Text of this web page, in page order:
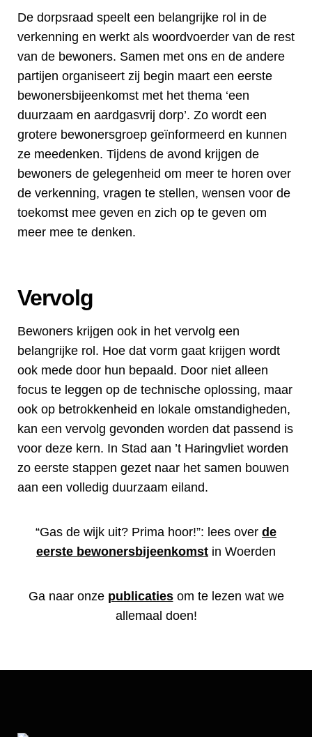
De dorpsraad speelt een belangrijke rol in de
verkenning en werkt als woordvoerder van de rest
van de bewoners. Samen met ons en de andere
partijen organiseert zij begin maart een eerste
bewonersbijeenkomst met het thema ‘een
duurzaam en aardgasvrij dorp’. Zo wordt een
grotere bewonersgroep geïnformeerd en kunnen
ze meedenken. Tijdens de avond krijgen de
bewoners de gelegenheid om meer te horen over
de verkenning, vragen te stellen, wensen voor de
toekomst mee geven en zich op te geven om
meer mee te denken.
Vervolg
Bewoners krijgen ook in het vervolg een
belangrijke rol. Hoe dat vorm gaat krijgen wordt
ook mede door hun bepaald. Door niet alleen
focus te leggen op de technische oplossing, maar
ook op betrokkenheid en lokale omstandigheden,
kan een vervolg gevonden worden dat passend is
voor deze kern. In Stad aan ’t Haringvliet worden
zo eerste stappen gezet naar het samen bouwen
aan een volledig duurzaam eiland.
“Gas de wijk uit? Prima hoor!”: lees over de
eerste bewonersbijeenkomst in Woerden
Ga naar onze publicatiesom te lezen wat we
allemaal doen!